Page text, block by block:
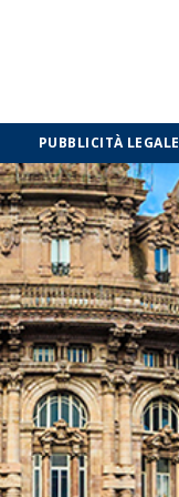
PUBBLICITÀ LEGALE